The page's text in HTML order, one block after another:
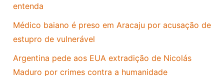
entenda
Médico baiano é preso em Aracaju por acusação de
estupro de vulnerável
Argentina pede aos EUA extradição de Nicolás
Maduro por crimes contra a humanidade